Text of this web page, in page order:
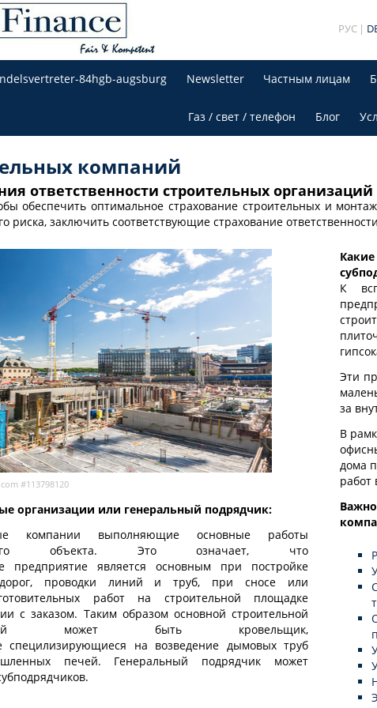
РУС
84hgb-augsburg Newsletter Частным лицам
Газ / свет / телефон Блог
компаний
ответственности строительных организаций
обеспечить оптимальное страхование строительных и
риска, заключить соответствующие страхование
#113798120
организации или генеральный подрядчик:
компании выполняющие основные работы
объекта. Это означает, что
предприятие является основным при постройке
проводки линий и труб, при сносе или
работ на строительной площадке
с заказом. Таким образом основной строительной
может быть кровельщик,
специлизирующиеся на возведение дымовых труб
печей. Генеральный подрядчик может
К
Эти
за
В
дома
работ